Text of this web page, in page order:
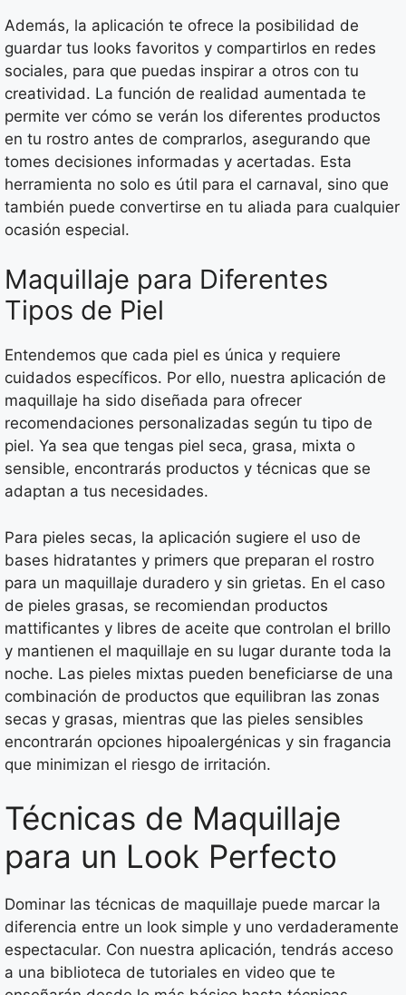
Además, la aplicación te ofrece la posibilidad de
guardar tus looks favoritos y compartirlos en redes
sociales, para que puedas inspirar a otros con tu
creatividad. La función de realidad aumentada te
permite ver cómo se verán los diferentes productos
en tu rostro antes de comprarlos, asegurando que
tomes decisiones informadas y acertadas. Esta
herramienta no solo es útil para el carnaval, sino que
también puede convertirse en tu aliada para cualquier
ocasión especial.
Maquillaje para Diferentes
Tipos de Piel
Entendemos que cada piel es única y requiere
cuidados específicos. Por ello, nuestra aplicación de
maquillaje ha sido diseñada para ofrecer
recomendaciones personalizadas según tu tipo de
piel. Ya sea que tengas piel seca, grasa, mixta o
sensible, encontrarás productos y técnicas que se
adaptan a tus necesidades.
Para pieles secas, la aplicación sugiere el uso de
bases hidratantes y primers que preparan el rostro
para un maquillaje duradero y sin grietas. En el caso
de pieles grasas, se recomiendan productos
mattificantes y libres de aceite que controlan el brillo
y mantienen el maquillaje en su lugar durante toda la
noche. Las pieles mixtas pueden beneficiarse de una
combinación de productos que equilibran las zonas
secas y grasas, mientras que las pieles sensibles
encontrarán opciones hipoalergénicas y sin fragancia
que minimizan el riesgo de irritación.
Técnicas de Maquillaje
para un Look Perfecto
Dominar las técnicas de maquillaje puede marcar la
diferencia entre un look simple y uno verdaderamente
espectacular. Con nuestra aplicación, tendrás acceso
a una biblioteca de tutoriales en video que te